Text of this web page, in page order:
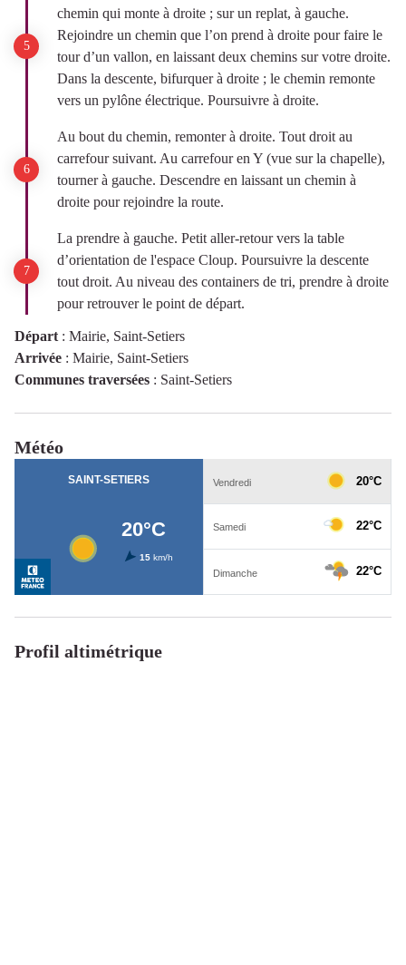
chemin qui monte à droite ; sur un replat, à gauche.
Rejoindre un chemin que l’on prend à droite pour faire le
tour d’un vallon, en laissant deux chemins sur votre droite.
Dans la descente, bifurquer à droite ; le chemin remonte
vers un pylône électrique. Poursuivre à droite.
Au bout du chemin, remonter à droite. Tout droit au
carrefour suivant. Au carrefour en Y (vue sur la chapelle),
tourner à gauche. Descendre en laissant un chemin à
droite pour rejoindre la route.
La prendre à gauche. Petit aller-retour vers la table
d’orientation de l'espace Cloup. Poursuivre la descente
tout droit. Au niveau des containers de tri, prendre à droite
pour retrouver le point de départ.
Départ : Mairie, Saint-Setiers
Arrivée : Mairie, Saint-Setiers
Communes traversées : Saint-Setiers
Météo
Profil altimétrique